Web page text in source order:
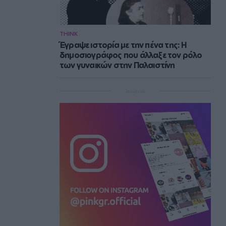
THINK
Έγραψε ιστορία με την πένα της: Η
δημοσιογράφος που άλλαξε τον ρόλο
των γυναικών στην Παλαιστίνη